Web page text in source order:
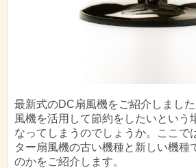
最新式のDC扇風機をご紹介しまし
風機を活用して節約をしたいという
なってしまうのでしょうか。ここで
ター扇風機の古い機種と新しい機種
のかをご紹介します。